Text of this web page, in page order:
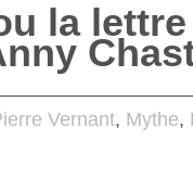
la
Vernant, Mythe,